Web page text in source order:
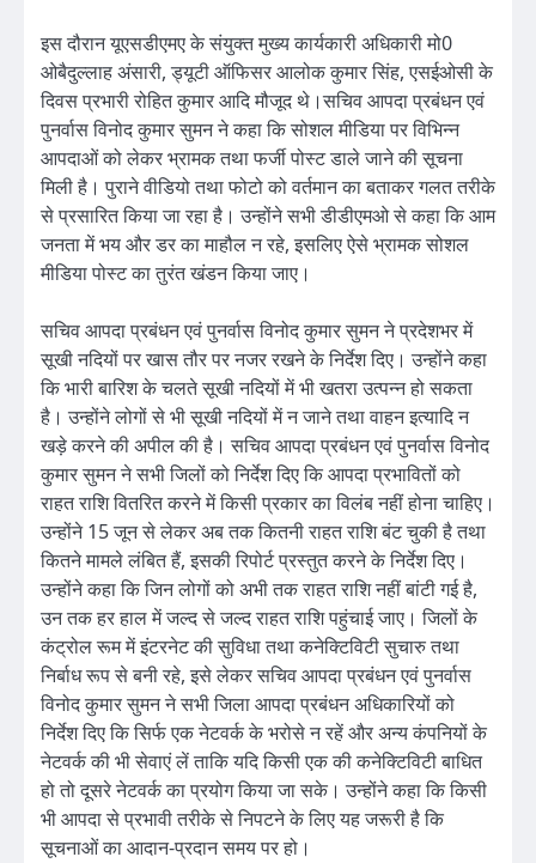
इस दौरान यूएसडीएमए के संयुक्त मुख्य कार्यकारी अधिकारी मो0
ओबैदुल्लाह अंसारी, ड्यूटी ऑफिसर आलोक कुमार सिंह, एसईओसी के
दिवस प्रभारी रोहित कुमार आदि मौजूद थे।सचिव आपदा प्रबंधन एवं
पुनर्वास विनोद कुमार सुमन ने कहा कि सोशल मीडिया पर विभिन्न
आपदाओं को लेकर भ्रामक तथा फर्जी पोस्ट डाले जाने की सूचना
मिली है। पुराने वीडियो तथा फोटो को वर्तमान का बताकर गलत तरीके
से प्रसारित किया जा रहा है। उन्होंने सभी डीडीएमओ से कहा कि आम
जनता में भय और डर का माहौल न रहे, इसलिए ऐसे भ्रामक सोशल
मीडिया पोस्ट का तुरंत खंडन किया जाए।
सचिव आपदा प्रबंधन एवं पुनर्वास विनोद कुमार सुमन ने प्रदेशभर में
सूखी नदियों पर खास तौर पर नजर रखने के निर्देश दिए। उन्होंने कहा
कि भारी बारिश के चलते सूखी नदियों में भी खतरा उत्पन्न हो सकता
है। उन्होंने लोगों से भी सूखी नदियों में न जाने तथा वाहन इत्यादि न
खड़े करने की अपील की है। सचिव आपदा प्रबंधन एवं पुनर्वास विनोद
कुमार सुमन ने सभी जिलों को निर्देश दिए कि आपदा प्रभावितों को
राहत राशि वितरित करने में किसी प्रकार का विलंब नहीं होना चाहिए।
उन्होंने 15 जून से लेकर अब तक कितनी राहत राशि बंट चुकी है तथा
कितने मामले लंबित हैं, इसकी रिपोर्ट प्रस्तुत करने के निर्देश दिए।
उन्होंने कहा कि जिन लोगों को अभी तक राहत राशि नहीं बांटी गई है,
उन तक हर हाल में जल्द से जल्द राहत राशि पहुंचाई जाए। जिलों के
कंट्रोल रूम में इंटरनेट की सुविधा तथा कनेक्टिविटी सुचारु तथा
निर्बाध रूप से बनी रहे, इसे लेकर सचिव आपदा प्रबंधन एवं पुनर्वास
विनोद कुमार सुमन ने सभी जिला आपदा प्रबंधन अधिकारियों को
निर्देश दिए कि सिर्फ एक नेटवर्क के भरोसे न रहें और अन्य कंपनियों के
नेटवर्क की भी सेवाएं लें ताकि यदि किसी एक की कनेक्टिविटी बाधित
हो तो दूसरे नेटवर्क का प्रयोग किया जा सके। उन्होंने कहा कि किसी
भी आपदा से प्रभावी तरीके से निपटने के लिए यह जरूरी है कि
सूचनाओं का आदान-प्रदान समय पर हो।